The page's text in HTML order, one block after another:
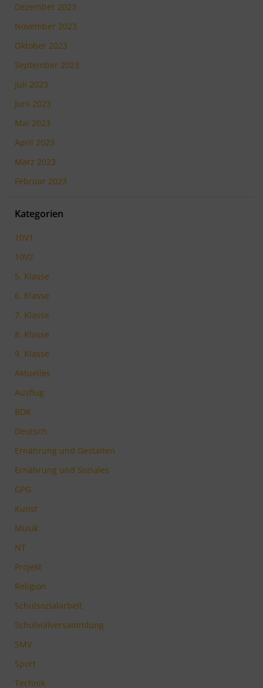
Dezember 2023
November 2023
Oktober 2023
September 2023
Juli 2023
Juni 2023
Mai 2023
April 2023
März 2023
Februar 2023
Kategorien
10V1
10V2
5. Klasse
6. Klasse
7. Klasse
8. Klasse
9. Klasse
Aktuelles
Ausflug
BDK
Deutsch
Ernährung und Gestalten
Ernährung und Soziales
GPG
Kunst
Musik
NT
Projekt
Religion
Schulsozialarbeit
Schulvollversammlung
SMV
Sport
Technik